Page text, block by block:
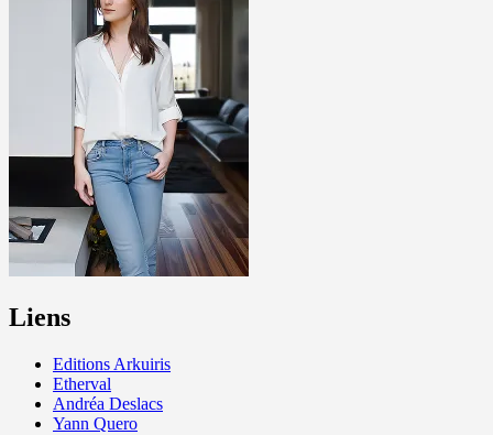
Liens
Editions Arkuiris
Etherval
Andréa Deslacs
Yann Quero